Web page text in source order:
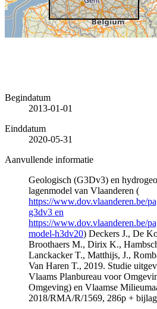
Begindatum
2013-01-01
Einddatum
2020-05-31
Aanvullende informatie
Geologisch (G3Dv3) en
lagenmodel van Vlaanderen (
https://www.dov.vlaanderen.be/
g3dv3 en
https://www.dov.vlaanderen.be/
model-h3dv20) Deckers J., De
Broothaers M., Dirix K.,
Lanckacker T., Matthijs, J.,
Van Haren T., 2019. Studie
Vlaams Planbureau voor
Omgeving) en Vlaamse
2018/RMA/R/1569, 286p +